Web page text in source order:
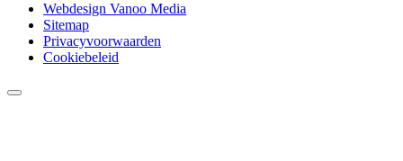
Webdesign Vanoo Media
Sitemap
Privacyvoorwaarden
Cookiebeleid